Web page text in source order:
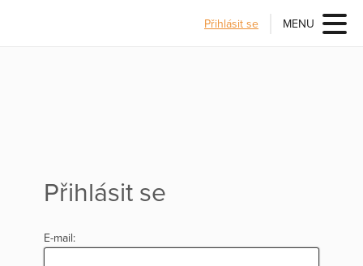
Přihlásit se MENU
Přihlásit se
E-mail: